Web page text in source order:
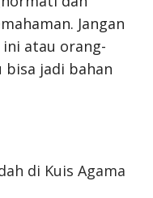
Jangan
atau orang-
jadi bahan
di Kuis Agama